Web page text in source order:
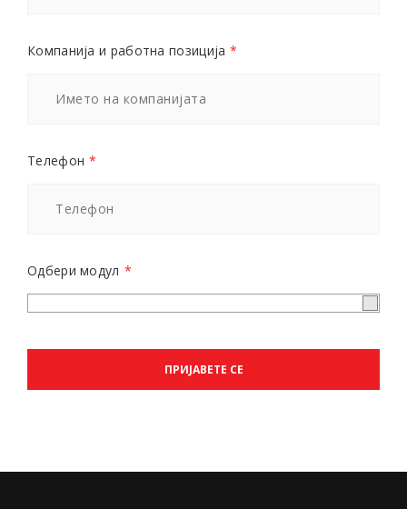
Компанија и работна позиција *
Телефон *
Одбери модул *